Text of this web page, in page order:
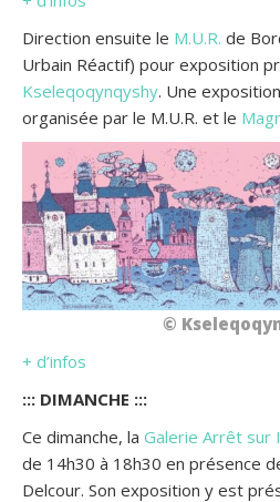
Direction ensuite le M.U.R. de
Urbain Réactif) pour exposition
Kseleqoqynqyshy. Une
organisée par le M.U.R. et le
©
+ d’infos
::: DIMANCHE :::
Ce dimanche, la Galerie Arrêt sur
de 14h30 à 18h30 en présence
Delcour. Son exposition y est